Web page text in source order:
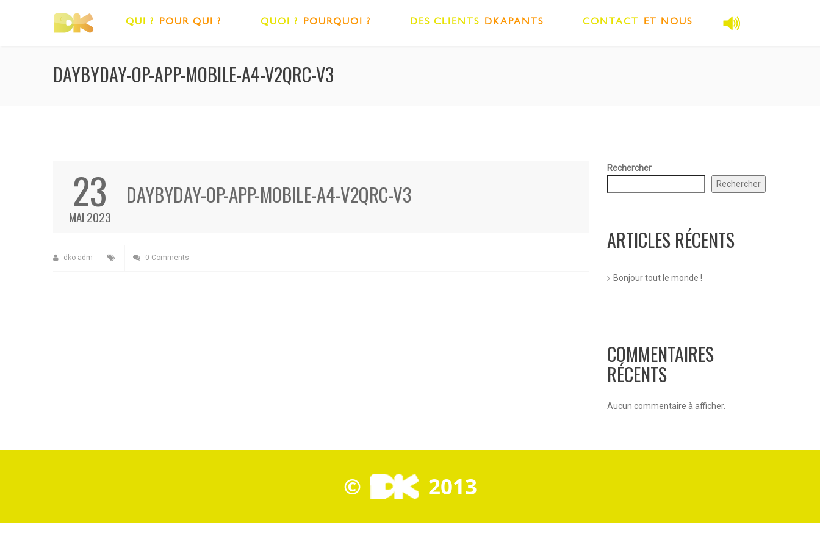
QUI ? POUR QUI ? QUOI ? POURQUOI ? DES CLIENTS DKAPANTS CONTACT ET NOUS
DAYBYDAY-OP-APP-MOBILE-A4-V2QRC-V3
23
MAI 2023
DAYBYDAY-OP-APP-MOBILE-A4-V2QRC-V3
dko-adm 0 Comments
Rechercher
Rechercher
ARTICLES RÉCENTS
Bonjour tout le monde !
COMMENTAIRES
RÉCENTS
Aucun commentaire à afficher.
© 2013